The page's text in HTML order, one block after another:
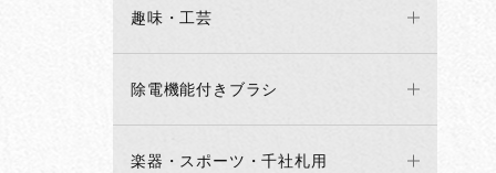
趣味・工芸
除電機能付きブラシ
楽器・スポーツ・千社札用